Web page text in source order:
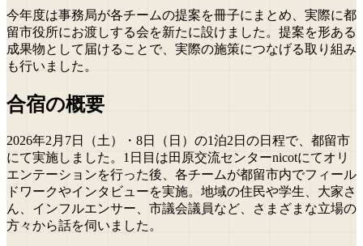
今年度は事務局が各チームの提案を冊子にまとめ、実際に都
留市役所にお渡しする会を新たに設けました。提案を形ある
成果物として届けることで、実際の施策につなげる取り組み
も行いました。
合宿の概要
2026年2月7日（土）・8日（日）の1泊2日の日程で、都留市
にて実施しました。1日目は田原交流センターnicotにてオリ
エンテーションを行った後、各チームが都留市内でフィール
ドワークやインタビューを実施。地域の住民や学生、大家さ
ん、インフルエンサー、市議会議員など、さまざまな立場の
方々から話を伺いました。